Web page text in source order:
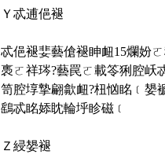
Ｙ忒逋俋褪
忒俋褪婓藝傖褪眒衄15爛妢
褭ㄛ祥琌?藝罠ㄛ載笭猁腔岆
笥腔埻摯翩歙衄?杻忷眳﹝嫢
鷂忒眳婖眈輪垀眕磁﹝
Ｚ綅嫢褪